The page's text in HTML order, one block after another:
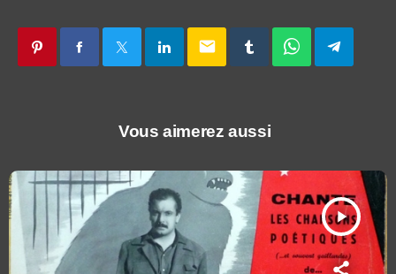
email
Vous aimerez aussi
play_arrow